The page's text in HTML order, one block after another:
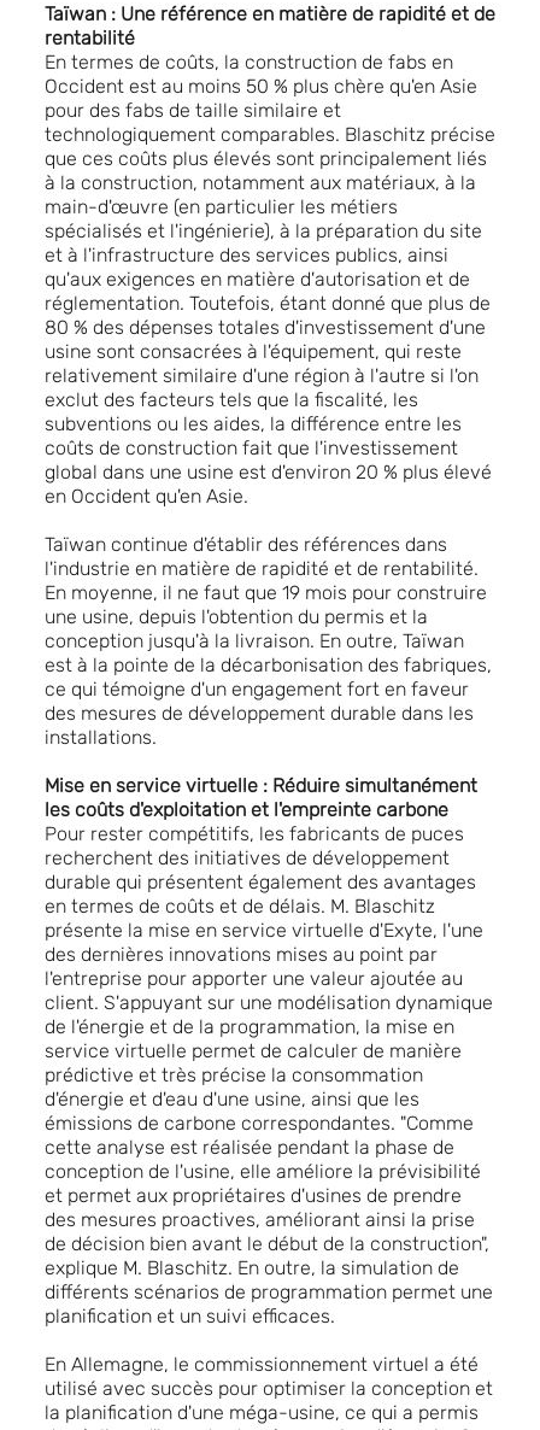
Taïwan : Une référence en matière de rapidité et de
rentabilité
En termes de coûts, la construction de fabs en
Occident est au moins 50 % plus chère qu'en Asie
pour des fabs de taille similaire et
technologiquement comparables. Blaschitz précise
que ces coûts plus élevés sont principalement liés
à la construction, notamment aux matériaux, à la
main-d'œuvre (en particulier les métiers
spécialisés et l'ingénierie), à la préparation du site
et à l'infrastructure des services publics, ainsi
qu'aux exigences en matière d'autorisation et de
réglementation. Toutefois, étant donné que plus de
80 % des dépenses totales d'investissement d'une
usine sont consacrées à l'équipement, qui reste
relativement similaire d'une région à l'autre si l'on
exclut des facteurs tels que la fiscalité, les
subventions ou les aides, la différence entre les
coûts de construction fait que l'investissement
global dans une usine est d'environ 20 % plus élevé
en Occident qu'en Asie.
Taïwan continue d'établir des références dans
l'industrie en matière de rapidité et de rentabilité.
En moyenne, il ne faut que 19 mois pour construire
une usine, depuis l'obtention du permis et la
conception jusqu'à la livraison. En outre, Taïwan
est à la pointe de la décarbonisation des fabriques,
ce qui témoigne d'un engagement fort en faveur
des mesures de développement durable dans les
installations.
Mise en service virtuelle : Réduire simultanément
les coûts d'exploitation et l'empreinte carbone
Pour rester compétitifs, les fabricants de puces
recherchent des initiatives de développement
durable qui présentent également des avantages
en termes de coûts et de délais. M. Blaschitz
présente la mise en service virtuelle d'Exyte, l'une
des dernières innovations mises au point par
l'entreprise pour apporter une valeur ajoutée au
client. S'appuyant sur une modélisation dynamique
de l'énergie et de la programmation, la mise en
service virtuelle permet de calculer de manière
prédictive et très précise la consommation
d'énergie et d'eau d'une usine, ainsi que les
émissions de carbone correspondantes. "Comme
cette analyse est réalisée pendant la phase de
conception de l'usine, elle améliore la prévisibilité
et permet aux propriétaires d'usines de prendre
des mesures proactives, améliorant ainsi la prise
de décision bien avant le début de la construction",
explique M. Blaschitz. En outre, la simulation de
différents scénarios de programmation permet une
planification et un suivi efficaces.
En Allemagne, le commissionnement virtuel a été
utilisé avec succès pour optimiser la conception et
la planification d'une méga-usine, ce qui a permis